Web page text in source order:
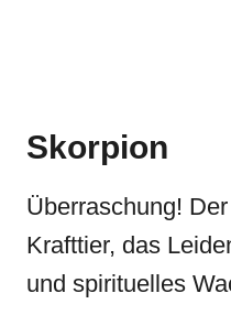
Skorpion
Überraschung!
Krafttier, das
und spirituelles